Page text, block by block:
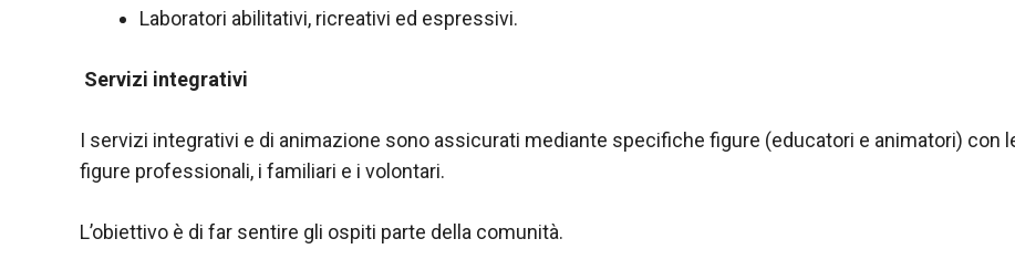
Laboratori abilitativi, ricreativi ed espressivi.
Servizi integrativi
I servizi integrativi e di animazione sono assicurati mediante specifiche figure (educatori e animatori) con
figure professionali, i familiari e i volontari.
L’obiettivo è di far sentire gli ospiti parte della comunità.